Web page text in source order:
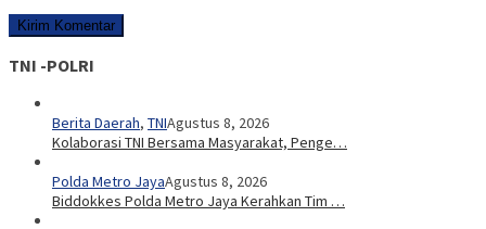
TNI -POLRI
Berita Daerah, TNIAgustus 8, 2026
Kolaborasi TNI Bersama Masyarakat, Penge…
Polda Metro JayaAgustus 8, 2026
Biddokkes Polda Metro Jaya Kerahkan Tim …